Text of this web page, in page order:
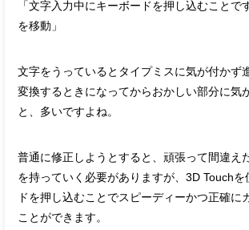
「文字入力中にキーボードを押し込むことで
を移動」
文字をうっているとタイプミスに気が付かず
変換するときになってからおかしい部分に気
と、多いですよね。
普通に修正しようとすると、頑張って間違え
を持っていく必要がありますが、3D Touchを
ドを押し込むことでスピーディーかつ正確に
ことができます。